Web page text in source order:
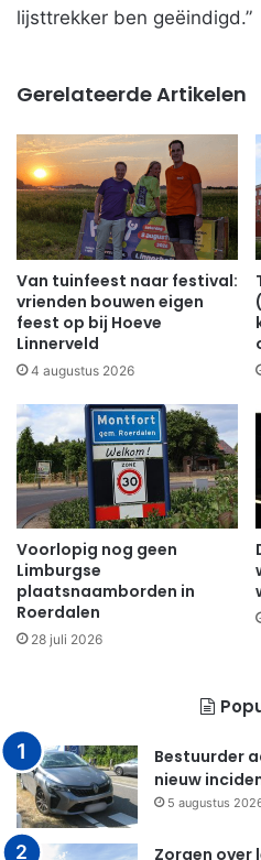
lijsttrekker ben geëindigd.”
Gerelateerde Artikelen
Van tuinfeest naar festival:
vrienden bouwen eigen
feest op bij Hoeve
Linnerveld
4 augustus 2026
Voorlopig nog geen
Limburgse
plaatsnaamborden in
Roerdalen
28 juli 2026
Bestuurder
nieuw
5 augustus
Zorgen over